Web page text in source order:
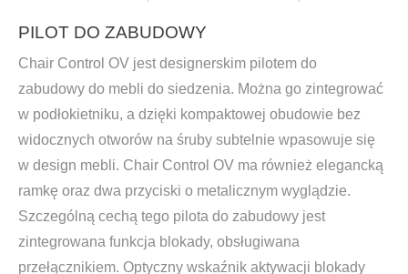
PILOT DO ZABUDOWY
Chair Control OV jest designerskim pilotem do
zabudowy do mebli do siedzenia. Można go zintegrować
w podłokietniku, a dzięki kompaktowej obudowie bez
widocznych otworów na śruby subtelnie wpasowuje się
w design mebli. Chair Control OV ma również elegancką
ramkę oraz dwa przyciski o metalicznym wyglądzie.
Szczególną cechą tego pilota do zabudowy jest
zintegrowana funkcja blokady, obsługiwana
przełącznikiem. Optyczny wskaźnik aktywacji blokady